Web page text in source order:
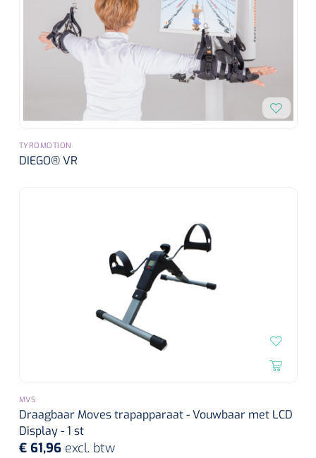
TYROMOTION
DIEGO® VR
MVS
Draagbaar Moves trapapparaat - Vouwbaar met LCD
Display - 1 st
€ 61,96 excl. btw